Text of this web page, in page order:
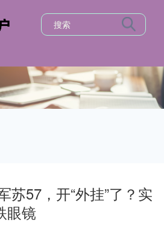
苏57，开“外挂”了？实
眼镜